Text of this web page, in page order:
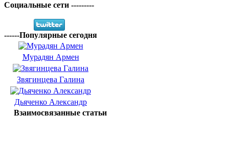
Социальные сети ---------
------Популярные сегодня
Мурадян Армен
Звягинцева Галина
Дьяченко Александр
Взаимосвязанные статьи